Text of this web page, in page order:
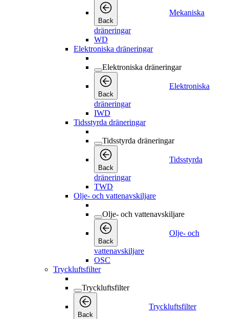
Back
Mekaniska
dräneringar
WD
Elektroniska dräneringar
Elektroniska dräneringar
Back
Elektroniska
dräneringar
IWD
Tidsstyrda dräneringar
Tidsstyrda dräneringar
Back
Tidsstyrda
dräneringar
TWD
Olje- och vattenavskiljare
Olje- och vattenavskiljare
Back
Olje- och
vattenavskiljare
OSC
Tryckluftsfilter
Tryckluftsfilter
Back
Tryckluftsfilter